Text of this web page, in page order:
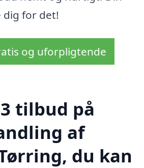
dig for det!
og uforpligtende
tilbud på
af
du kan